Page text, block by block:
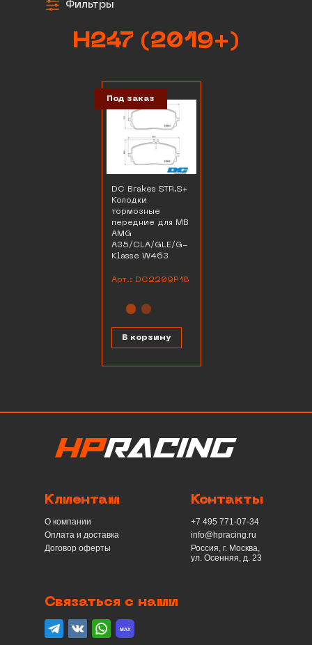
Фильтры
H247 (2019+)
Под заказ
DC Brakes STR.S+
Колодки
тормозные
передние для MB
AMG
A35/CLA/GLE/G-
Klasse W463
Арт.: DC2209P18
В корзину
Клиентам
О компании
Оплата и доставка
Договор оферты
Контакты
+7 495 771-07-34
info@hpracing.ru
Россия, г. Москва,
ул. Осенняя, д. 23
Связаться с нами
telegramвконтактеwhatsapp
max